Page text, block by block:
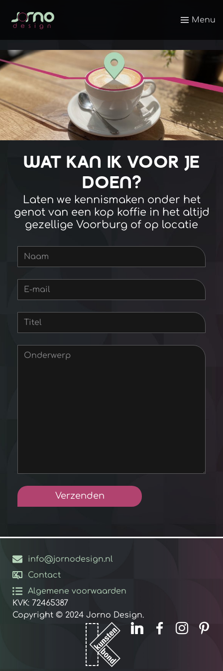
Menu
WAT KAN IK VOOR JE
DOEN?
Laten we kennismaken onder het
genot van een kop koffie in het altijd
gezellige Voorburg of op locatie
info@jornodesign.nl
Contact
Algemene voorwaarden
KVK: 72465387
Copyright © 2024 Jorno Design.